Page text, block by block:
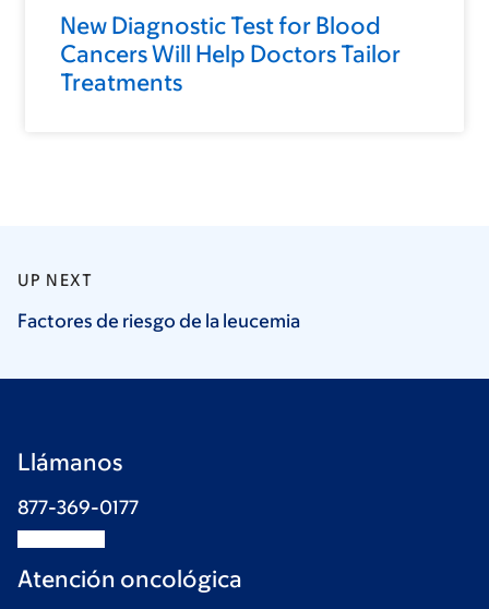
New Diagnostic Test for Blood
Cancers Will Help Doctors Tailor
Treatments
UP NEXT
Factores de riesgo de la leucemia
Llámanos
877-369-0177
Atención oncológica